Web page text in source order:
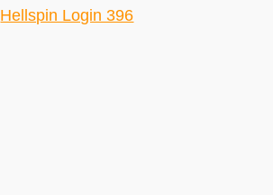
Hellspin Login 396